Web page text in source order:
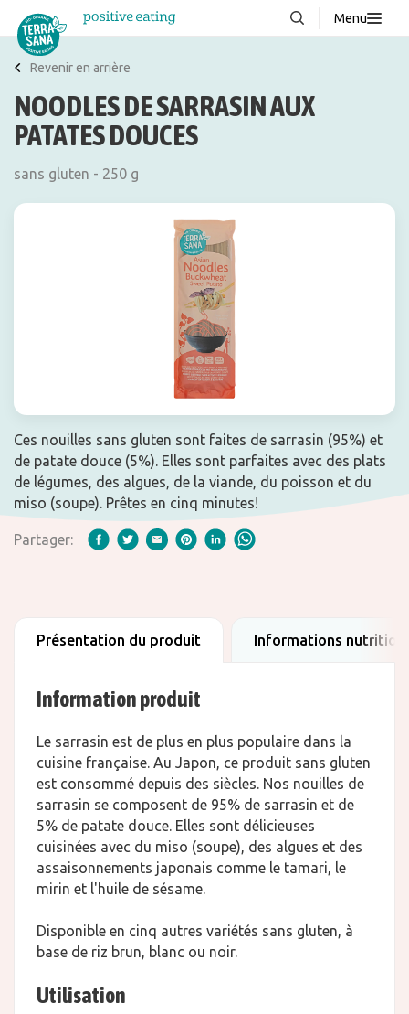
Menu
À propos de nous
Blog
FAQ
Recettes
Revenir en arrière
NOODLES DE SARRASIN AUX
PATATES DOUCES
sans gluten - 250 g
Ces nouilles sans gluten sont faites de sarrasin (95%) et
de patate douce (5%). Elles sont parfaites avec des plats
de légumes, des algues, de la viande, du poisson et du
miso (soupe). Prêtes en cinq minutes!
Partager:
Présentation du produit Informations
Information produit
Le sarrasin est de plus en plus populaire dans la
cuisine française. Au Japon, ce produit sans gluten
est consommé depuis des siècles. Nos nouilles de
sarrasin se composent de 95% de sarrasin et de
5% de patate douce. Elles sont délicieuses
cuisinées avec du miso (soupe), des algues et des
assaisonnements japonais comme le tamari, le
mirin et l'huile de sésame.
Disponible en cinq autres variétés sans gluten, à
base de riz brun, blanc ou noir.
Utilisation